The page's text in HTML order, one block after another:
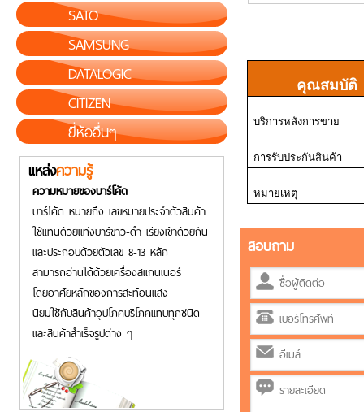
SATO
SAMSUNG
DATALOGIC
CITIZEN
ยี่ห้ออื่นๆ
แหล่งความรู้
ความหมายของบาร์โค้ด
บาร์โค้ด หมายถึง เลขหมายประจำตัวสินค้า
ใช้แทนด้วยแท่งบาร์ขาว-ดำ เรียงเข้าด้วยกัน
และประกอบด้วยตัวเลข 8-13 หลัก
สามารถอ่านได้ด้วยเครื่องสแกนเนอร์
โดยอาศัยหลักของการสะท้อนแสง
นิยมใชักับสินค้าอุปโภคบริโภคแทบทุกชนิด
และสินค้าสำเร็จรูปต่าง ๆ
คุณสมบัติ
บริการหลังการขาย
การรับประกันสินค้า
หมายเหตุ
สอบถาม